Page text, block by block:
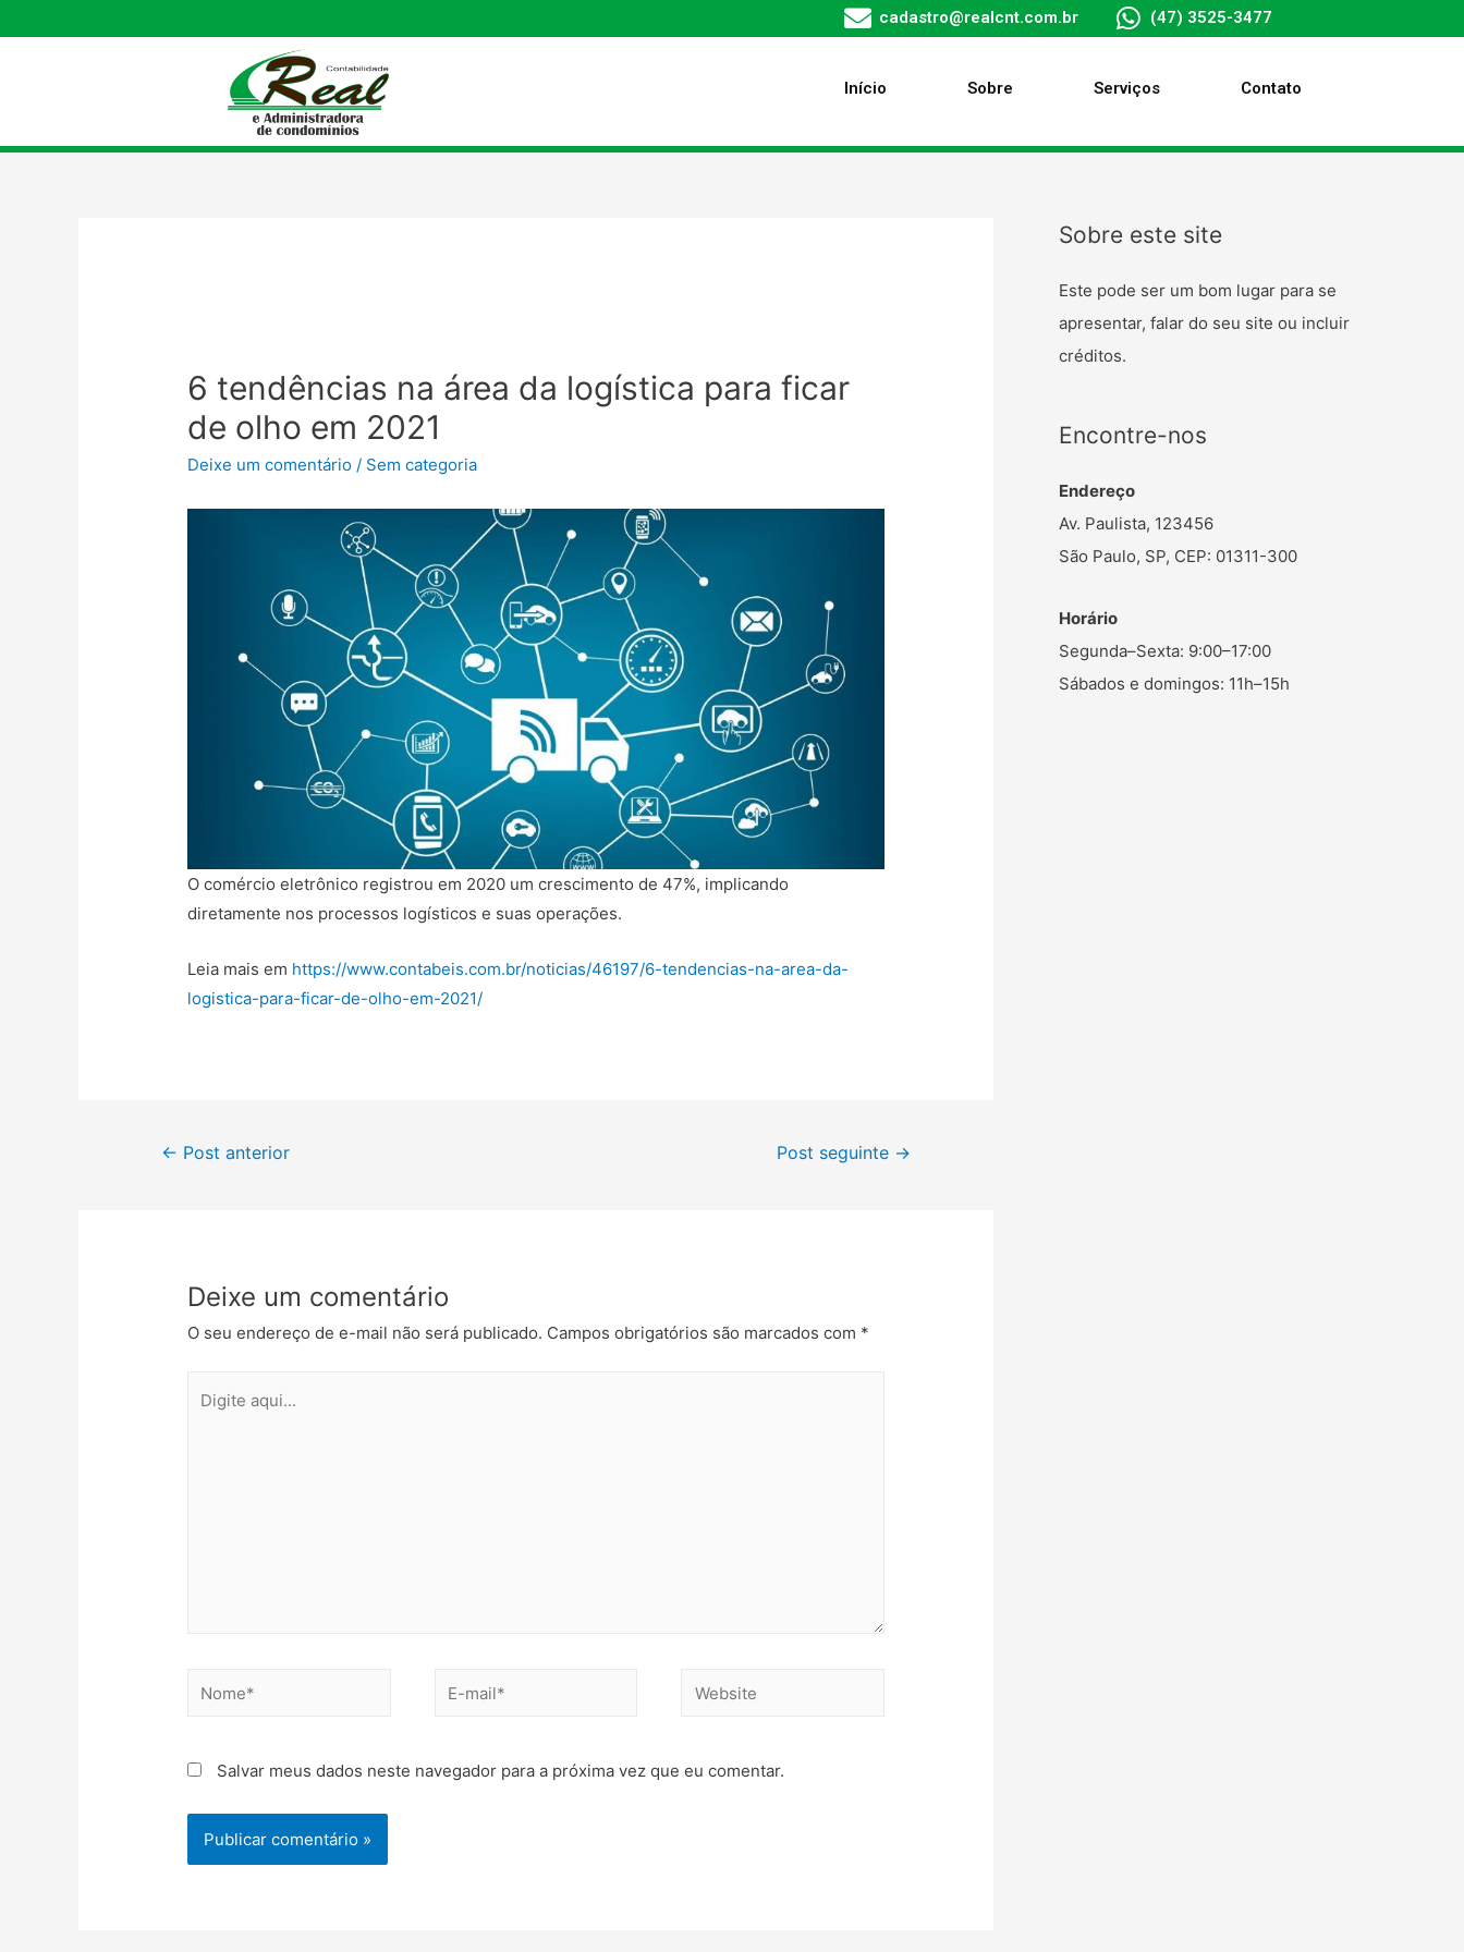
cadastro@realcnt.com.br (47) 3525-3477
Início Sobre Serviços Contato
6 tendências na área da logística para ficar
de olho em 2021
Deixe um comentário / Sem categoria
O comércio eletrônico registrou em 2020 um crescimento de 47%, implicando
diretamente nos processos logísticos e suas operações.
Leia mais em https://www.contabeis.com.br/noticias/46197/6-tendencias-na-area-da-
logistica-para-ficar-de-olho-em-2021/
← Post anterior Post seguinte →
Deixe um comentário
O seu endereço de e-mail não será publicado. Campos obrigatórios são marcados com *
Salvar meus dados neste navegador para a próxima vez que eu comentar.
Sobre este site
Este pode ser um bom lugar para se
apresentar, falar do seu site ou incluir
créditos.
Encontre-nos
Endereço
Av. Paulista, 123456
São Paulo, SP, CEP: 01311-300
Horário
Segunda–Sexta: 9:00–17:00
Sábados e domingos: 11h–15h